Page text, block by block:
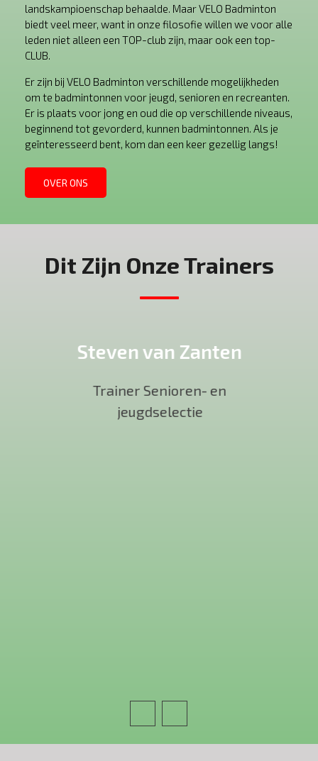
landskampioenschap behaalde. Maar VELO Badminton
biedt veel meer, want in onze filosofie willen we voor alle
leden niet alleen een TOP-club zijn, maar ook een top-
CLUB.
Er zijn bij VELO Badminton verschillende mogelijkheden
om te badmintonnen voor jeugd, senioren en recreanten.
Er is plaats voor jong en oud die op verschillende niveaus,
beginnend tot gevorderd, kunnen badmintonnen. Als je
geïnteresseerd bent, kom dan een keer gezellig langs!
OVER ONS
Dit Zijn Onze Trainers
Steven van Zanten
Trainer Senioren- en
jeugdselectie